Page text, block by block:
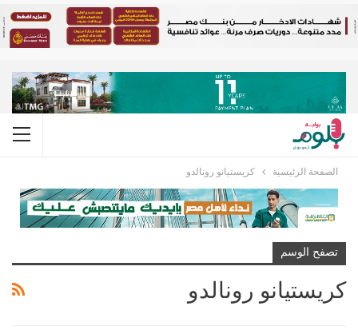
الصفحة الرئيسية كريستيانو رونالدو
تصفح الوسم
كريستيانو رونالدو